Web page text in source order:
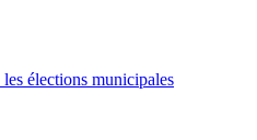
élections municipales